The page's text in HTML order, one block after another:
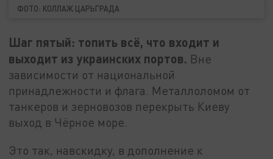
ФОТО: КОЛЛАЖ ЦАРЬГРАДА
Шаг пятый: топить всё, что входит и
выходит из украинских портов. Вне
зависимости от национальной
принадлежности и флага. Металлоломом от
танкеров и зерновозов перекрыть Киеву
выход в Чёрное море.
Это так, навскидку, в дополнение к